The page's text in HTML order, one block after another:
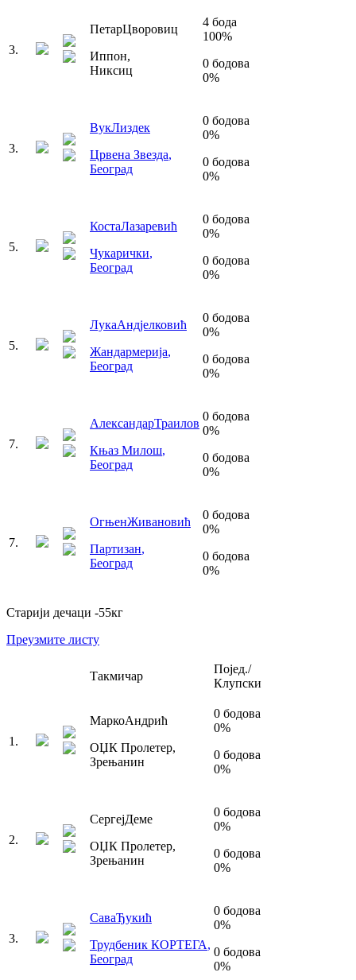
3.
ПетарЦворовиц
Иппон,
Никсиц
4 бода
100%
0 бодова
0%
3.
ВукЛиздек
Црвена Звезда,
Београд
0 бодова
0%
0 бодова
0%
5.
КостаЛазаревић
Чукарички,
Београд
0 бодова
0%
0 бодова
0%
5.
ЛукаАндјелковић
Жандармерија,
Београд
0 бодова
0%
0 бодова
0%
7.
АлександарТраилов
Књаз Милош,
Београд
0 бодова
0%
0 бодова
0%
7.
ОгњенЖивановић
Партизан,
Београд
0 бодова
0%
0 бодова
0%
Старији дечаци -55кг
Преузмите листу
Такмичар
Појед./
Клупски
1 .
МаркоАндрић
ОЏК Пролетер,
Зрењанин
0 бодова
0%
0 бодова
0%
2.
СергејДеме
ОЏК Пролетер,
Зрењанин
0 бодова
0%
0 бодова
0%
3.
СаваЂукић
Трудбеник КОРТЕГА,
Београд
0 бодова
0%
0 бодова
0%